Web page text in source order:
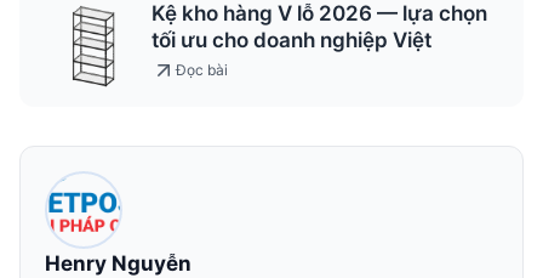
Kệ kho hàng V lỗ 2026 — lựa chọn
tối ưu cho doanh nghiệp Việt
Đọc bài
Henry Nguyễn